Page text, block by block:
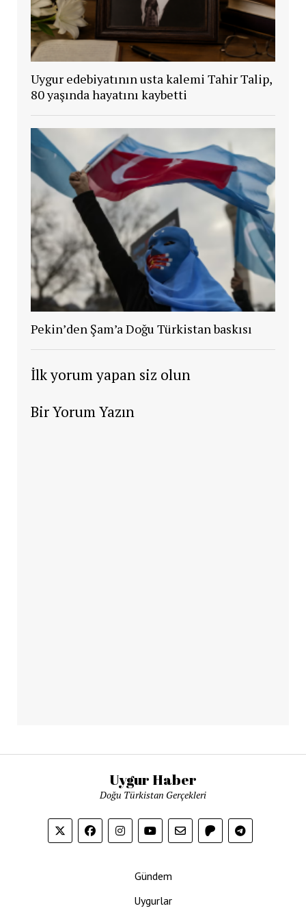
Uygur edebiyatının usta kalemi Tahir Talip,
80 yaşında hayatını kaybetti
Pekin’den Şam’a Doğu Türkistan baskısı
İlk yorum yapan siz olun
Bir Yorum Yazın
Uygur Haber
Doğu Türkistan Gerçekleri
Gündem
Uygurlar